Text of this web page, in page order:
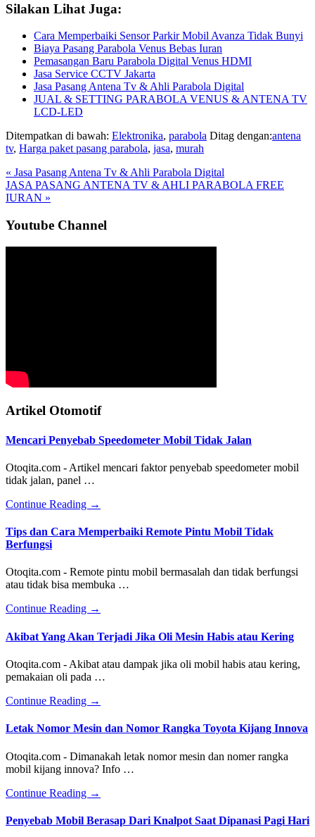
Silakan Lihat Juga:
Cara Memperbaiki Sensor Parkir Mobil Avanza Tidak Bunyi
Biaya Pasang Parabola Venus Bebas Iuran
Pemasangan Baru Parabola Digital Venus HDMI
Jasa Service CCTV Jakarta
Jasa Pasang Antena Tv & Ahli Parabola Digital
JUAL & SETTING PARABOLA VENUS & ANTENA TV
LCD-LED
Ditempatkan di bawah: Elektronika, parabola Ditag dengan:antena
tv, Harga paket pasang parabola, jasa, murah
Previous
Post:
« Jasa Pasang Antena Tv & Ahli Parabola Digital
Next
Post:
JASA PASANG ANTENA TV & AHLI PARABOLA FREE
IURAN »
Sidebar
Utama
Youtube Channel
Artikel Otomotif
Mencari Penyebab Speedometer Mobil Tidak Jalan
Otoqita.com - Artikel mencari faktor penyebab speedometer mobil
tidak jalan, panel …
Continue Reading about
Penyebab
Speedometer
Tidak
Jalan
→
Tips dan Cara Memperbaiki Remote Pintu Mobil Tidak
Berfungsi
Otoqita.com - Remote pintu mobil bermasalah dan tidak berfungsi
atau tidak bisa membuka …
Continue Reading about
dan
Memperbaiki
Remote
Pintu
Tidak
Berfungsi
→
Akibat Yang Akan Terjadi Jika Oli Mesin Habis atau Kering
Otoqita.com - Akibat atau dampak jika oli mobil habis atau kering,
pemakaian oli pada …
Continue Reading about
Yang
Terjadi
Jika
Oli
Habis
atau
Kering
→
Letak Nomor Mesin dan Nomor Rangka Toyota Kijang Innova
Otoqita.com - Dimanakah letak nomor mesin dan nomer rangka
mobil kijang innova? Info …
Continue Reading about
Nomor
→
Penyebab Mobil Berasap Dari Knalpot Saat Dipanasi Pagi Hari